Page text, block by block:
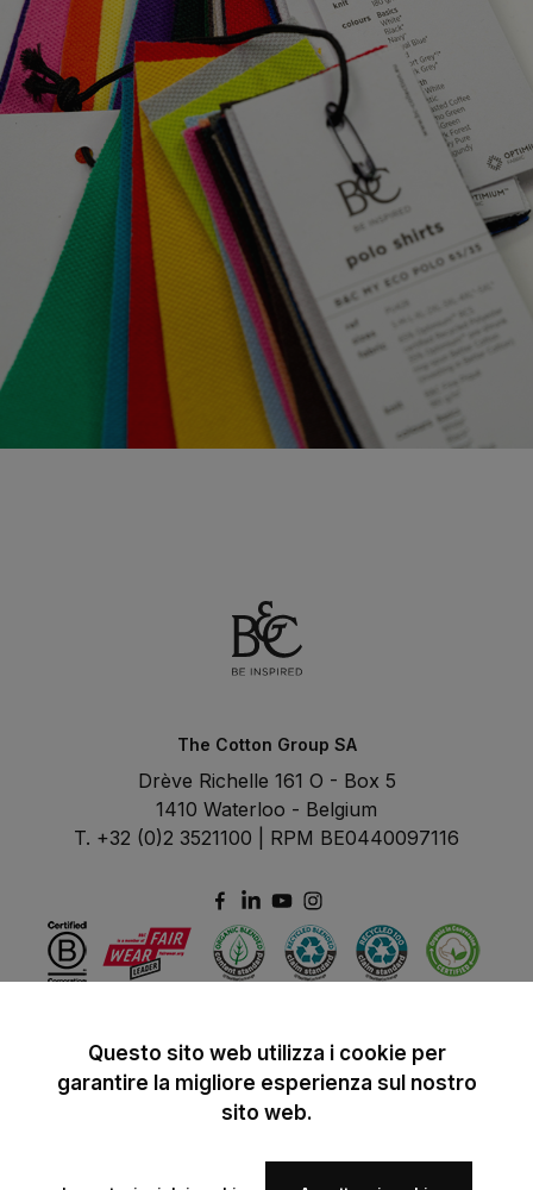
The Cotton Group SA
Drève Richelle 161 O - Box 5
1410 Waterloo - Belgium
T. +32 (0)2 3521100 | RPM BE0440097116
Questo sito web utilizza i cookie per
garantire la migliore esperienza sul nostro
sito web.